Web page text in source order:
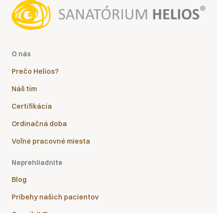
O nás
Prečo Helios?
Náš tím
Certifikácia
Ordinačná doba
Voľné pracovné miesta
Neprehliadnite
Blog
Príbehy našich pacientov